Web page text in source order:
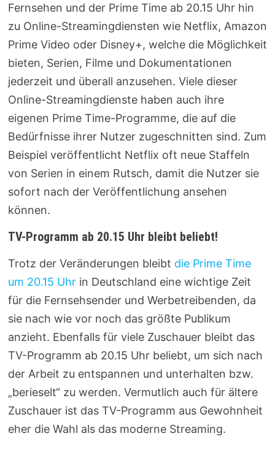
Fernsehen und der Prime Time ab 20.15 Uhr hin
zu Online-Streamingdiensten wie Netflix, Amazon
Prime Video oder Disney+, welche die Möglichkeit
bieten, Serien, Filme und Dokumentationen
jederzeit und überall anzusehen. Viele dieser
Online-Streamingdienste haben auch ihre
eigenen Prime Time-Programme, die auf die
Bedürfnisse ihrer Nutzer zugeschnitten sind. Zum
Beispiel veröffentlicht Netflix oft neue Staffeln
von Serien in einem Rutsch, damit die Nutzer sie
sofort nach der Veröffentlichung ansehen
können.
TV-Programm ab 20.15 Uhr bleibt beliebt!
Trotz der Veränderungen bleibt die Prime Time
um 20.15 Uhrin Deutschland eine wichtige Zeit
für die Fernsehsender und Werbetreibenden, da
sie nach wie vor noch das größte Publikum
anzieht. Ebenfalls für viele Zuschauer bleibt das
TV-Programm ab 20.15 Uhr beliebt, um sich nach
der Arbeit zu entspannen und unterhalten bzw.
„berieselt“ zu werden. Vermutlich auch für ältere
Zuschauer ist das TV-Programm aus Gewohnheit
eher die Wahl als das moderne Streaming.